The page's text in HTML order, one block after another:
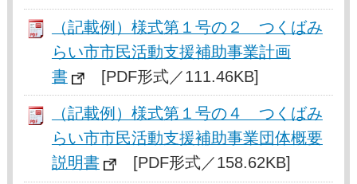
（記載例）様式第１号の２ つくばみ
らい市市民活動支援補助事業計画
書
[PDF形式／111.46KB]
（記載例）様式第１号の４ つくばみ
らい市市民活動支援補助事業団体概要
説明書
[PDF形式／158.62KB]